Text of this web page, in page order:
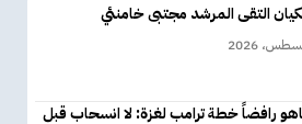
التقى المرشد مجتبى خامنئي
رافضاً خطة ترامب لغزة: لا انسحاب قبل